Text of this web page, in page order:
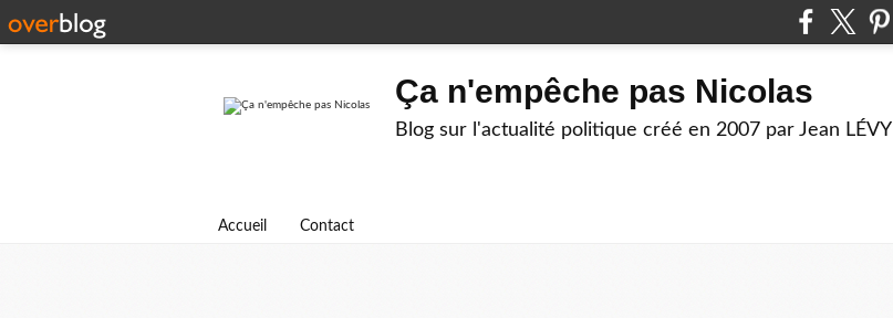
Ça n'empêche pas Nicolas
Blog sur l'actualité politique créé en 2007 par Jean LÉVY
Accueil Contact